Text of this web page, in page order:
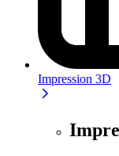
Impression 3D